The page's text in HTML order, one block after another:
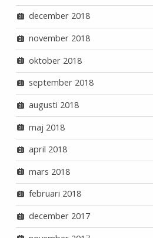
december 2018
november 2018
oktober 2018
september 2018
augusti 2018
maj 2018
april 2018
mars 2018
februari 2018
december 2017